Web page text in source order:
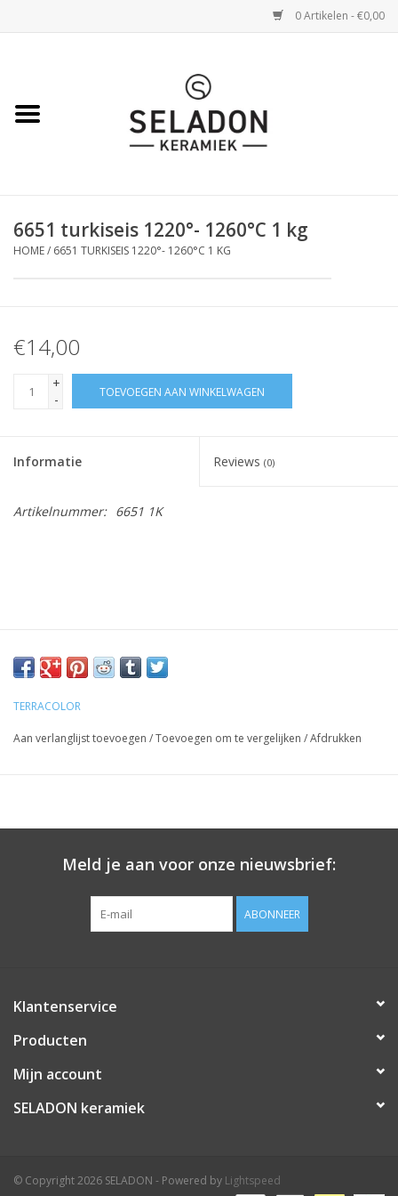
0 Artikelen - €0,00
VERZENDING
SELADON ZOMERDEALS
6651 turkiseis 1220°- 1260°C 1 kg
HOME/ 6651 TURKISEIS 1220°- 1260°C 1 KG
€14,00
+
-
TOEVOEGEN AAN WINKELWAGEN
Informatie Reviews (0)
Artikelnummer: 6651 1K
TERRACOLOR
Aan verlanglijst toevoegen /Toevoegen om te vergelijken /Afdrukken
Meld je aan voor onze nieuwsbrief:
ABONNEER
Klantenservice
Producten
Mijn account
SELADON keramiek
© Copyright 2026 SELADON - Powered by Lightspeed